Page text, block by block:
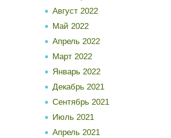
Август 2022
Май 2022
Апрель 2022
Март 2022
Январь 2022
Декабрь 2021
Сентябрь 2021
Июль 2021
Апрель 2021